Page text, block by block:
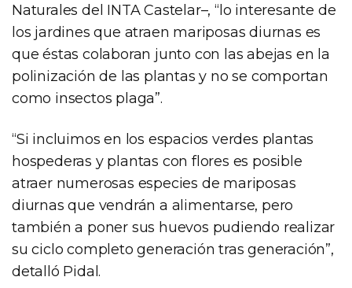
Naturales del INTA Castelar–, “lo interesante de
los jardines que atraen mariposas diurnas es
que éstas colaboran junto con las abejas en la
polinización de las plantas y no se comportan
como insectos plaga”.
“Si incluimos en los espacios verdes plantas
hospederas y plantas con flores es posible
atraer numerosas especies de mariposas
diurnas que vendrán a alimentarse, pero
también a poner sus huevos pudiendo realizar
su ciclo completo generación tras generación”,
detalló Pidal.